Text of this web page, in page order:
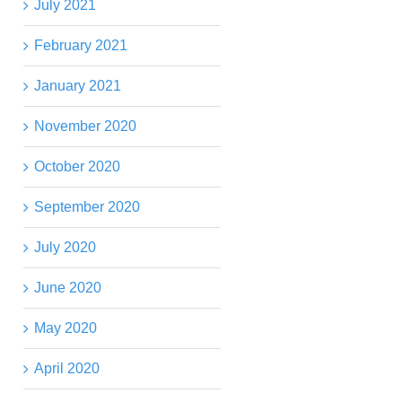
July 2021
February 2021
January 2021
November 2020
October 2020
September 2020
July 2020
June 2020
May 2020
April 2020